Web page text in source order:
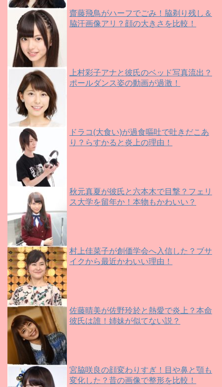
齋藤飛鳥がハーフでごみ！脇剃り残し＆
脇汗画像アリ？顔の大きさを比較！
上村彩子アナと彼氏のベッド写真流出？
ポールダンス姿の動画が過激！
ドラコ(大食い)が過食嘔吐で吐きだこあ
り？らすかると炎上の理由！
秋元真夏が彼氏と六本木で目撃？フェリ
ス大学を留年か！本物もかわいい？
村上佳菜子が創価学会へ入信した？ブサ
イクから最近かわいい理由！
佐藤晴美が佐野玲於と熱愛で炎上？本命
彼氏は誰！姉妹が似てない説？
宮脇咲良の顔変わりすぎ！目や鼻と顎も
変化した？昔の画像で整形を比較！